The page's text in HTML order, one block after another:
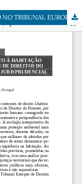
A PROTEÇÃO DO DIREITO À HABITAÇÃO NO TRIBUNAL EUROPEU DE DIREITOS DO HOMEM: UMA ANÁLISE JURISPRUDENCIAL